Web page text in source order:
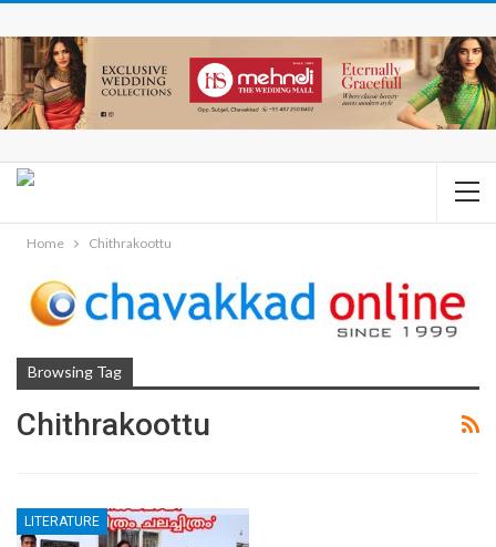
Home Chithrakoottu
Browsing Tag
Chithrakoottu
LITERATURE